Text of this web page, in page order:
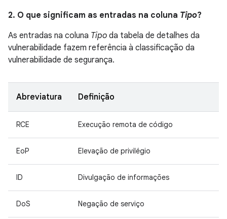
2. O que significam as entradas na coluna Tipo?
As entradas na coluna Tipo da tabela de detalhes da
vulnerabilidade fazem referência à classificação da
vulnerabilidade de segurança.
Abreviatura Definição
RCE Execução remota de código
EoP Elevação de privilégio
ID Divulgação de informações
DoS Negação de serviço